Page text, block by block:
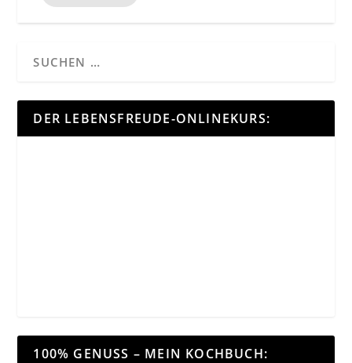
DER LEBENSFREUDE-ONLINEKURS:
100% GENUSS – MEIN KOCHBUCH: